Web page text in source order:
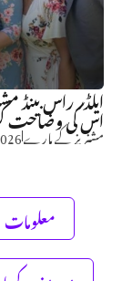
ایلڈر راس
اس کی وضاحت
مشنریز کے بارے
معلومات